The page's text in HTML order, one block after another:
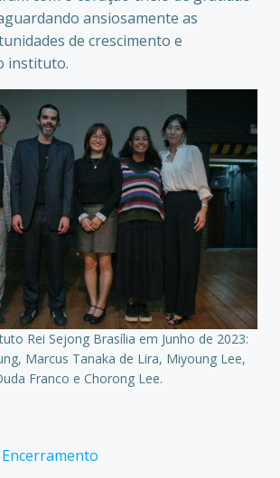
ansiosamente as
de crescimento e
instituto.
Rei Sejong Brasília em Junho de 2023:
Marcus Tanaka de Lira, Miyoung Lee,
Franco e Chorong Lee.